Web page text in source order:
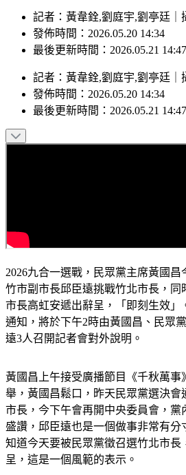
記者：黃韋銓,劉庭宇,劉亭廷｜
發佈時間：2026.05.20 14:34
最後更新時間：2026.05.21 14:47
記者 ： 黃韋銓,劉庭宇,劉亭廷
發佈時間： 2026.05.20 14:34
最後更新時間： 2026.05.21 14:47
2026九合一選戰，民眾黨主席黃國
竹市副市長邱臣遠挑戰竹北市長，同
市長高虹安遞出辭呈，「即刻生效」
通知，將於下午2時由黃國昌、民眾
遠3人召開記者會對外說明。
黃國昌上午接受廣播節目《千秋萬事
舉，黃國昌鬆口，昨天民眾黨選決會
市長，今下午會再開中央委員會，黨
盛讚，邱臣遠也是一個做事非常有分
知道今天要被民眾黨徵召選竹北市長
呈，這是一個風範的表示。